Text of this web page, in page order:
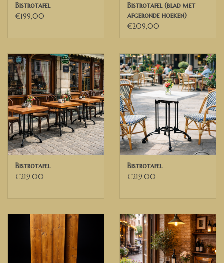
Bistrotafel
€199,00
Bistrotafel (blad met
afgeronde hoeken)
€209,00
Bistrotafel
€219,00
Bistrotafel
€219,00